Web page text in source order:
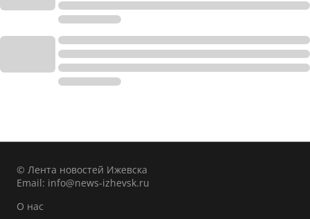
© Лента новостей Ижевска
Email: info@news-izhevsk.ru
О нас